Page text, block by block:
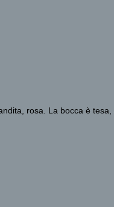
rosa. La bocca è